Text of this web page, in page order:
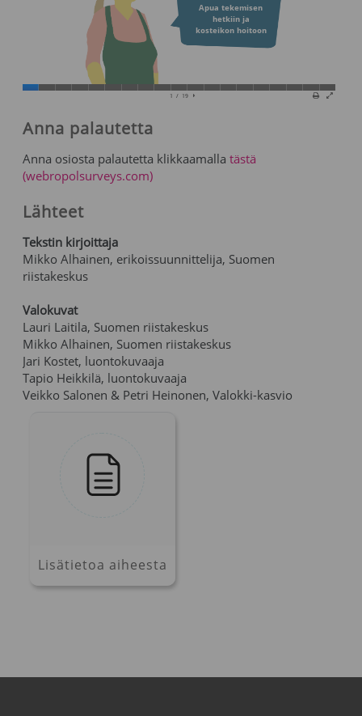
Anna palautetta
Anna osiosta palautetta klikkaamalla tästä
(webropolsurveys.com)
Lähteet
Tekstin kirjoittaja
Mikko Alhainen, erikoissuunnittelija, Suomen
riistakeskus
Valokuvat
Lauri Laitila, Suomen riistakeskus
Mikko Alhainen, Suomen riistakeskus
Jari Kostet, luontokuvaaja
Tapio Heikkilä, luontokuvaaja
Veikko Salonen & Petri Heinonen, Valokki-kasvio
Lisätietoa aiheesta